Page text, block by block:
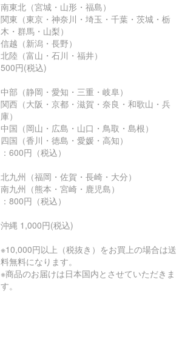
南東北（宮城・山形・福島）
関東（東京・神奈川・埼玉・千葉・茨城・栃
木・群馬・山梨）
信越（新潟・長野）
北陸（富山・石川・福井）
500円(税込)
中部（静岡・愛知・三重・岐阜）
関西（大阪・京都・滋賀・奈良・和歌山・兵
庫）
中国（岡山・広島・山口・鳥取・島根）
四国（香川・徳島・愛媛・高知）
：600円（税込）
北九州（福岡・佐賀・長崎・大分）
南九州（熊本・宮崎・鹿児島）
：800円（税込）
沖縄 1,000円(税込)
※10,000円以上（税抜き）をお買上の場合は送
料無料になります。
※商品のお届けは日本国内とさせていただきま
す。